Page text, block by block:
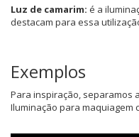
Luz de camarim: é a
destacam para essa
Exemplos
Para inspiração, separamos
Iluminação para maquiagem